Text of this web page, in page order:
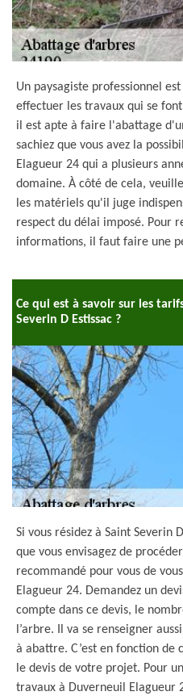
Un paysagiste professionnel
effectuer les travaux qui se
il est apte à faire l'abattage
sachiez que vous avez la
Elagueur 24 qui a plusieurs
domaine. À côté de cela,
les matériels qu'il juge
respect du délai imposé. Pour
informations, il faut faire une
Ce qui est à savoir sur les
Severin D Estissac ?
Si vous résidez à Saint Severin
que vous envisagez de
recommandé pour vous de
Elagueur 24. Demandez un
compte dans ce devis, le
l’arbre. Il va se renseigner
à abattre. C’est en fonction de
le devis de votre projet. Pour
travaux à Duverneuil Elagueur